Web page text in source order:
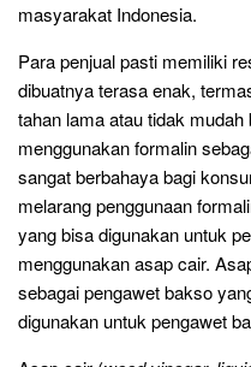
masyarakat Indonesia.
Para penjual pasti memiliki
dibuatnya terasa enak,
tahan lama atau tidak
menggunakan formalin
sangat berbahaya bagi
melarang penggunaan
yang bisa digunakan untuk
menggunakan asap cair.
sebagai pengawet bakso
digunakan untuk pengawet